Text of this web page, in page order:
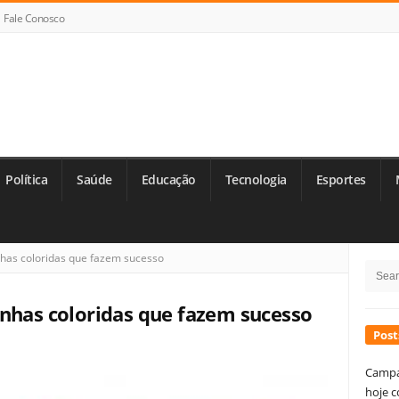
Fale Conosco
Política Saúde Educação Tecnologia Esportes
coloridas que fazem sucesso
coloridas que fazem sucesso
Search
hoje